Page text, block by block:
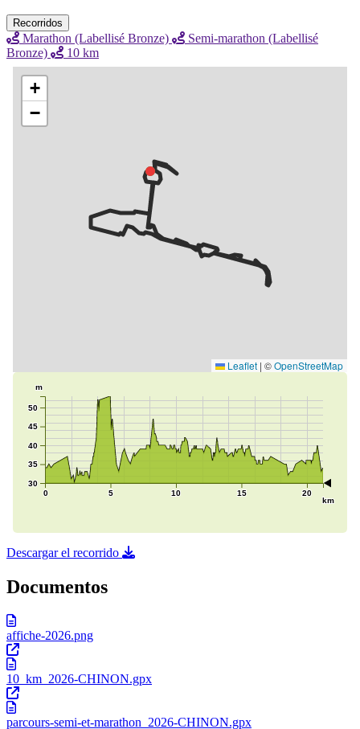
Recorridos
Marathon (Labellisé Bronze)
Semi-marathon (Labellisé
Bronze)
10 km
Descargar el recorrido
Documentos
affiche-2026.png
10_km_2026-CHINON.gpx
parcours-semi-et-marathon_2026-CHINON.gpx